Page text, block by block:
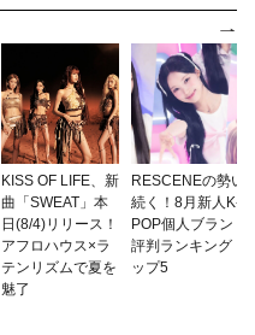
KISS OF LIFE、新
曲「SWEAT」本
日(8/4)リリース！
アフロハウス×ラ
テンリズムで夏を
魅了
RESCENEの勢い
続く！8月新人K-
POP個人ブランド
評判ランキングト
ップ5